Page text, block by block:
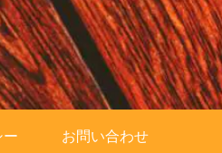
ー お問い合わせ